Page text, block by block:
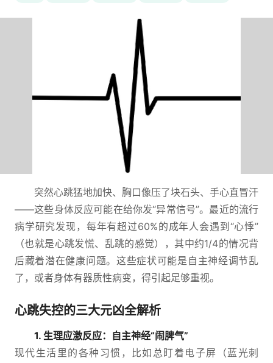
突然心跳猛地加快、胸口像压了块石头、手心直冒汗
——这些身体反应可能在给你发“异常信号”。最近的流行
病学研究发现，每年有超过60%的成年人会遇到“心悸”
（也就是心跳发慌、乱跳的感觉），其中约1/4的情况背
后藏着潜在健康问题。这些症状可能是自主神经调节乱
了，或者身体有器质性病变，得引起足够重视。
心跳失控的三大元凶全解析
1. 生理应激反应：自主神经“闹脾气”
现代生活里的各种习惯，比如总盯着电子屏（蓝光刺